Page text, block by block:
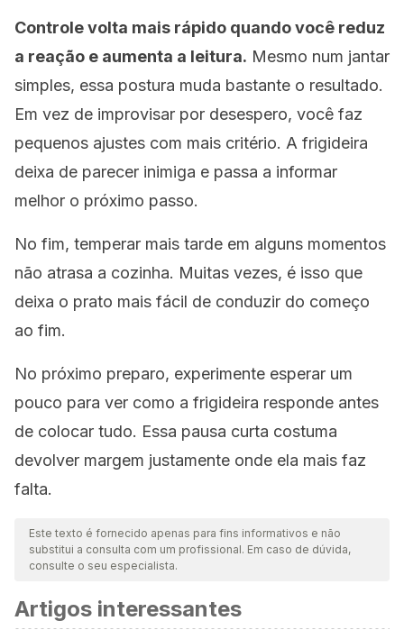
Controle volta mais rápido quando você reduz
a reação e aumenta a leitura. Mesmo num jantar
simples, essa postura muda bastante o resultado.
Em vez de improvisar por desespero, você faz
pequenos ajustes com mais critério. A frigideira
deixa de parecer inimiga e passa a informar
melhor o próximo passo.
No fim, temperar mais tarde em alguns momentos
não atrasa a cozinha. Muitas vezes, é isso que
deixa o prato mais fácil de conduzir do começo
ao fim.
No próximo preparo, experimente esperar um
pouco para ver como a frigideira responde antes
de colocar tudo. Essa pausa curta costuma
devolver margem justamente onde ela mais faz
falta.
Este texto é fornecido apenas para fins informativos e não
substitui a consulta com um profissional. Em caso de dúvida,
consulte o seu especialista.
Artigos interessantes